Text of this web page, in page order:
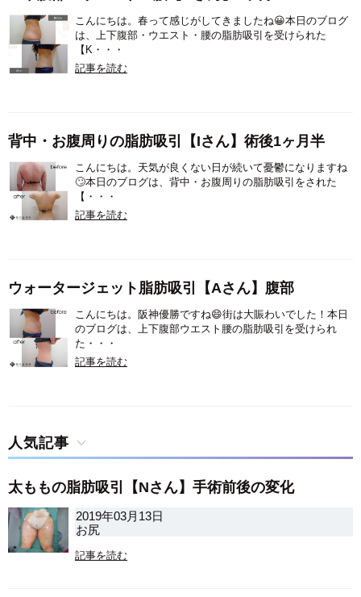
こんにちは。春って感じがしてきましたね😀本日のブログ
は、上下腹部・ウエスト・腰の脂肪吸引を受けられた
【K・・・
記事を読む
背中・お腹周りの脂肪吸引【Iさん】術後1ヶ月半
こんにちは。天気が良くない日が続いて憂鬱になりますね
🙄本日のブログは、背中・お腹周りの脂肪吸引をされた
【・・・
記事を読む
ウォータージェット脂肪吸引【Aさん】腹部
こんにちは。阪神優勝ですね😄街は大賑わいでした！本日
のブログは、上下腹部ウエスト腰の脂肪吸引を受けられ
た・・・
記事を読む
人気記事
太ももの脂肪吸引【Nさん】手術前後の変化
2019年03月13日
お尻
記事を読む